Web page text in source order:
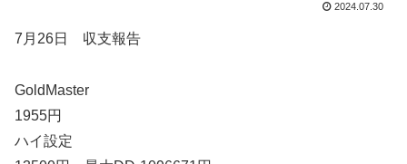
2024.07.30
7月26日 収支報告
GoldMaster
1955円
ハイ設定